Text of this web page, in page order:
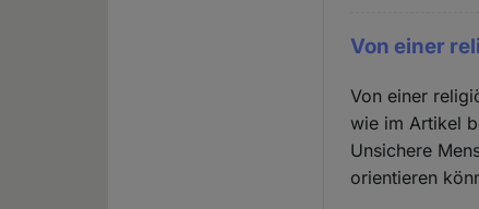
Von einer
Von einer
wie im Artikel
Unsichere
orientieren